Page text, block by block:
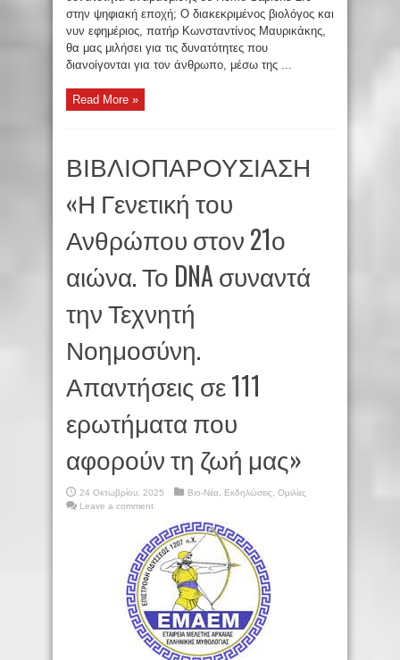
στην ψηφιακή εποχή; Ο διακεκριμένος βιολόγος και
νυν εφημέριος, πατήρ Κωνσταντίνος Μαυρικάκης,
θα μας μιλήσει για τις δυνατότητες που
διανοίγονται για τον άνθρωπο, μέσω της ...
Read More »
ΒΙΒΛΙΟΠΑΡΟΥΣΙΑΣΗ
«Η Γενετική του
Ανθρώπου στον 21ο
αιώνα. Το DNA συναντά
την Τεχνητή
Νοημοσύνη.
Απαντήσεις σε 111
ερωτήματα που
αφορούν τη ζωή μας»
24 Οκτωβρίου, 2025 Βιο-Νέα Εκδηλώσεις
Ομιλίες
Leave a comment